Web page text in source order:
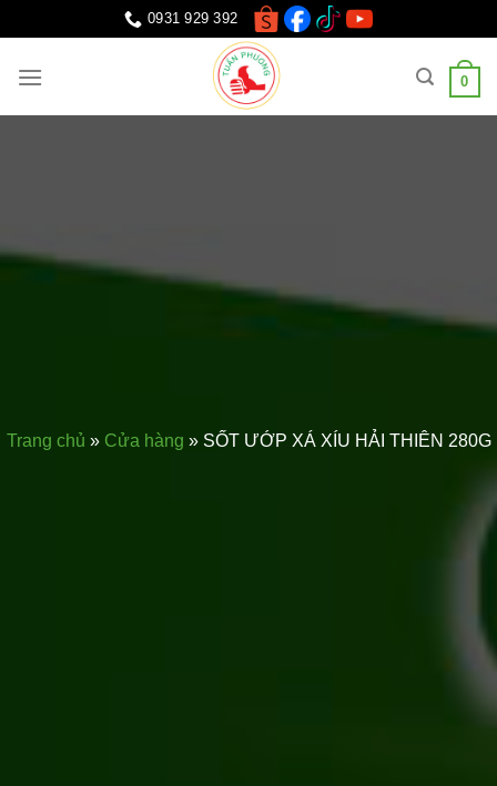
đến
nội
0931 929 392
0
Trang chủ » Cửa hàng » SỐT ƯỚP XÁ XÍU HẢI THIÊN 280G